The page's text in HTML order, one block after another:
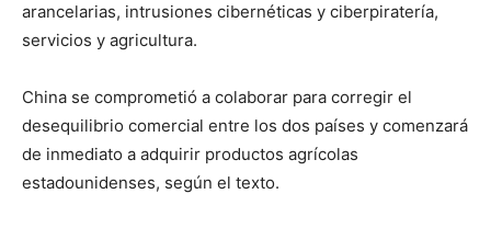
arancelarias, intrusiones cibernéticas y ciberpiratería,
servicios y agricultura.
China se comprometió a colaborar para corregir el
desequilibrio comercial entre los dos países y comenzará
de inmediato a adquirir productos agrícolas
estadounidenses, según el texto.